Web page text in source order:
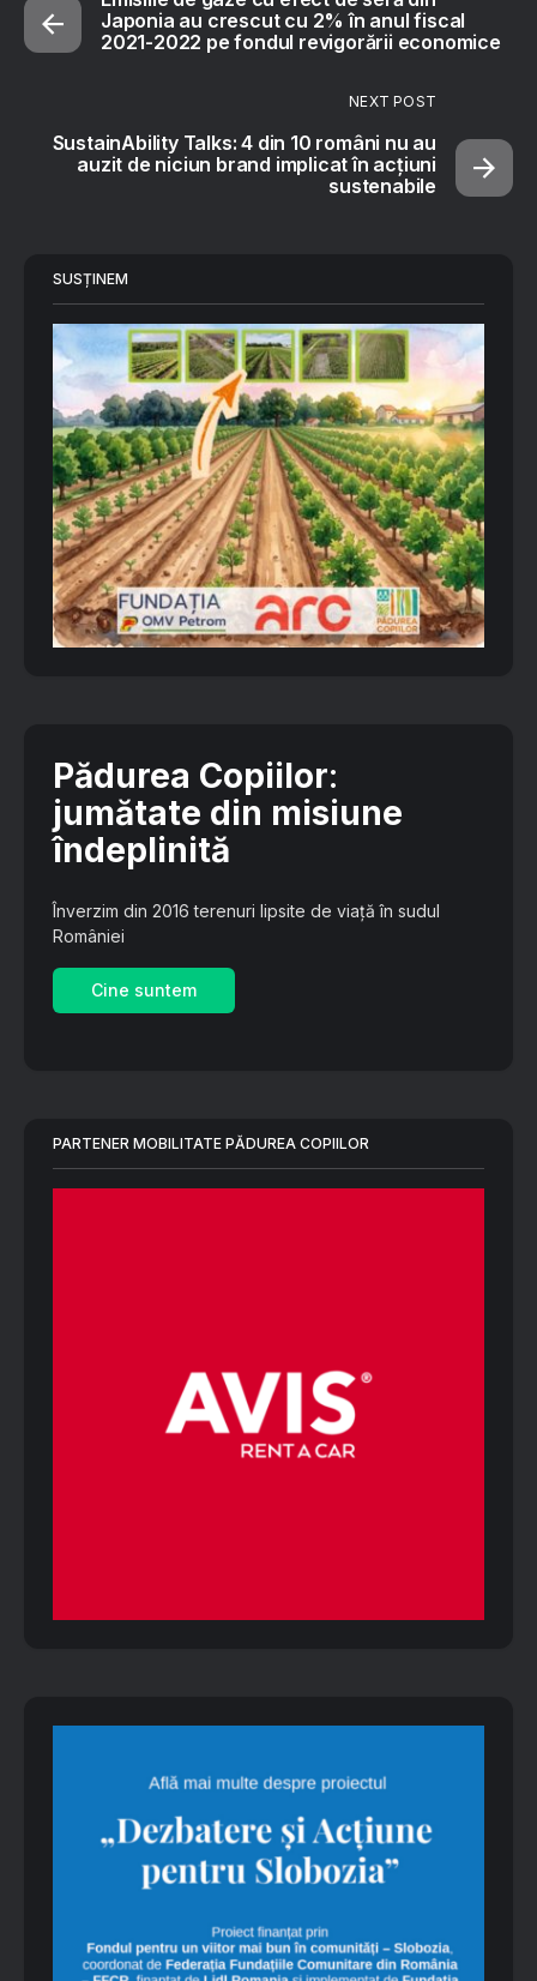
Japonia au crescut cu 2% în anul fiscal
2021-2022 pe fondul revigorării economice
NEXT POST
SustainAbility Talks: 4 din 10 români nu au
auzit de niciun brand implicat în acțiuni
sustenabile
SUSȚINEM
Pădurea Copiilor:
jumătate din misiune
îndeplinită
Înverzim din 2016 terenuri lipsite de viață în sudul
României
Cine suntem
PARTENER MOBILITATE PĂDUREA COPIILOR